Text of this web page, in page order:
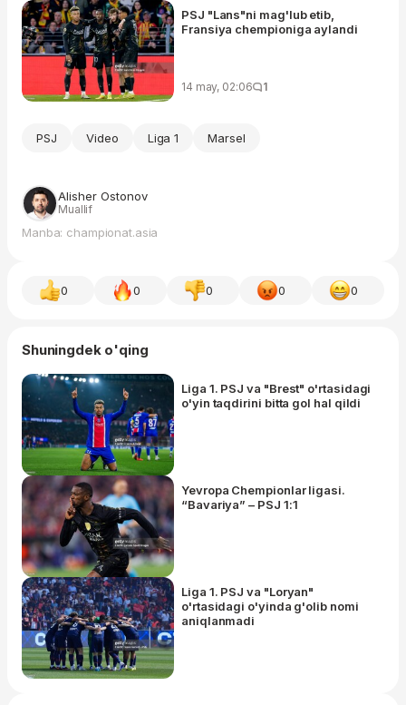
PSJ "Lans"ni mag'lub etib,
Fransiya chempioniga aylandi
14 may, 02:06 1
PSJ Video Liga 1 Marsel
Alisher Ostonov
Muallif
Manba: championat.asia
0 0 0 0 0
Shuningdek o'qing
Liga 1. PSJ va "Brest" o'rtasidagi
o'yin taqdirini bitta gol hal qildi
Yevropa Chempionlar ligasi.
“Bavariya” – PSJ 1:1
Liga 1. PSJ va "Loryan"
o'rtasidagi o'yinda g'olib nomi
aniqlanmadi